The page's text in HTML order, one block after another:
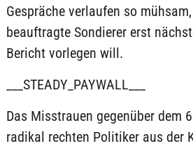
Gespräche verlaufen so
beauftragte Sondierer erst
Bericht vorlegen will.
___STEADY_PAYWALL___
Das Misstrauen gegenüber dem
radikal rechten Politiker aus der